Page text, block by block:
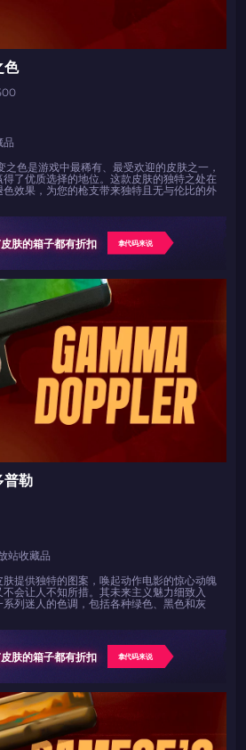
色
品
色是游戏中最稀有、最受欢迎的皮肤之一，
了优质选择的地位。这款皮肤的独特之处在
效果，为您的枪支带来独特且无与伦比的外
肤的箱子都有折扣 拿代码来说
普勒
站收藏品
提供独特的图案，唤起动作电影的惊心动魄
会让人不知所措。其未来主义魅力细致入
列迷人的色调，包括各种绿色、黑色和灰
肤的箱子都有折扣 拿代码来说